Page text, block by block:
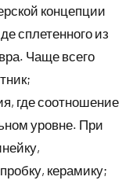
концепции
сплетенного из
Чаще всего
где соотношение
уровне. При
керамику;